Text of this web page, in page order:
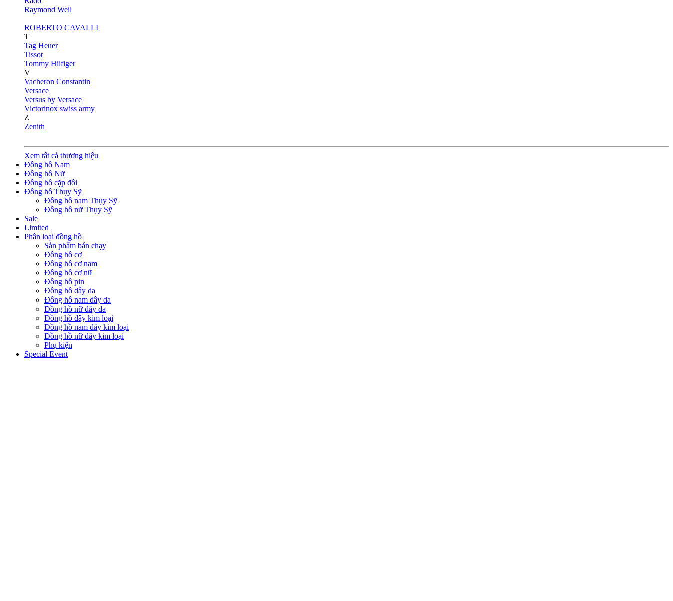
Raymond Weil
ROBERTO CAVALLI
T
Tag Heuer
Tissot
Tommy Hilfiger
V
Vacheron Constantin
Versace
Versus by Versace
Victorinox swiss army
Z
Zenith
Xem tất cả thương hiệu
Đồng hồ Nam
Đồng hồ Nữ
Đồng hồ cặp đôi
Đồng hồ Thụy Sỹ
Đồng hồ nam Thụy Sỹ
Đồng hồ nữ Thụy Sỹ
Sale
Limited
Phân loại đồng hồ
Sản phẩm bán chạy
Đồng hồ cơ
Đồng hồ cơ nam
Đồng hồ cơ nữ
Đồng hồ pin
Đồng hồ dây da
Đồng hồ nam dây da
Đồng hồ nữ dây da
Đồng hồ dây kim loại
Đồng hồ nam dây kim loại
Đồng hồ nữ dây kim loại
Phụ kiện
Special Event